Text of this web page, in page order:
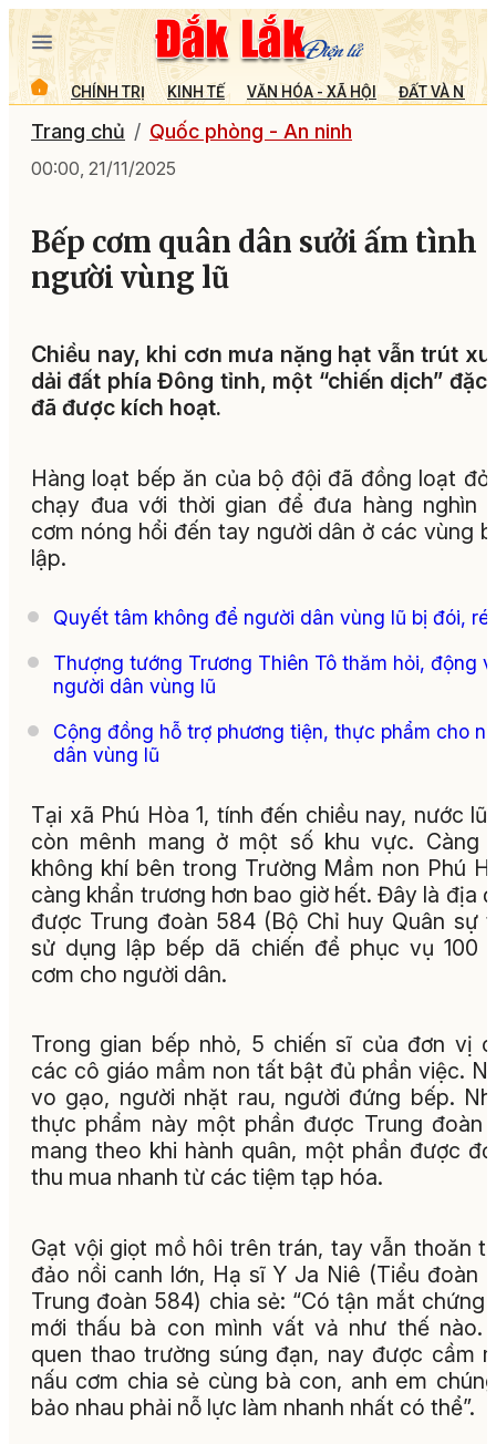
CHÍNH TRỊ KINH TẾ VĂN HÓA - XÃ HỘI ĐẤT VÀ
Trang chủ Quốc phòng - An ninh
00:00, 21/11/2025
Bếp cơm quân dân sưởi ấm tình
người vùng lũ
Chiều nay, khi cơn mưa nặng hạt vẫn trút
dải đất phía Đông tỉnh, một “chiến dịch” đặc
đã được kích hoạt.
Hàng loạt bếp ăn của bộ đội đã đồng loạt đỏ
chạy đua với thời gian để đưa hàng nghìn
cơm nóng hổi đến tay người dân ở các vùng
lập.
Quyết tâm không để người dân vùng lũ bị đói, rét
Thượng tướng Trương Thiên Tô thăm hỏi, động
người dân vùng lũ
Cộng đồng hỗ trợ phương tiện, thực phẩm cho
dân vùng lũ
Tại xã Phú Hòa 1, tính đến chiều nay, nước lũ
còn mênh mang ở một số khu vực. Càng
không khí bên trong Trường Mầm non Phú
càng khẩn trương hơn bao giờ hết. Đây là địa
được Trung đoàn 584 (Bộ Chỉ huy Quân sự
sử dụng lập bếp dã chiến để phục vụ 100
cơm cho người dân.
Trong gian bếp nhỏ, 5 chiến sĩ của đơn vị
các cô giáo mầm non tất bật đủ phần việc.
vo gạo, người nhặt rau, người đứng bếp.
thực phẩm này một phần được Trung đoàn
mang theo khi hành quân, một phần được
thu mua nhanh từ các tiệm tạp hóa.
Gạt vội giọt mồ hôi trên trán, tay vẫn thoăn
đảo nồi canh lớn, Hạ sĩ Y Ja Niê (Tiểu đoàn
Trung đoàn 584) chia sẻ: “Có tận mắt chứng
mới thấu bà con mình vất vả như thế nào.
quen thao trường súng đạn, nay được cầm
nấu cơm chia sẻ cùng bà con, anh em
bảo nhau phải nỗ lực làm nhanh nhất có thể”.